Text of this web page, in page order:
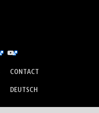
CONTACT
DEUTSCH